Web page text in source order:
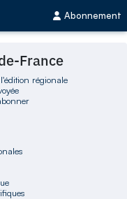
Abonnement
France
régionale